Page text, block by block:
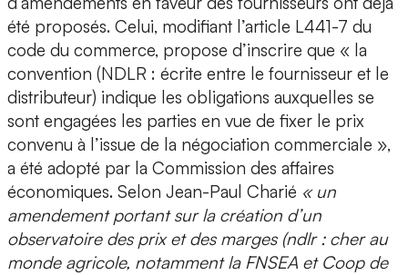
été proposés. Celui, modifiant l’article L441-7 du
code du commerce, propose d’inscrire que « la
convention (NDLR : écrite entre le fournisseur et le
distributeur) indique les obligations auxquelles se
sont engagées les parties en vue de fixer le prix
convenu à l’issue de la négociation commerciale »,
a été adopté par la Commission des affaires
économiques. Selon Jean-Paul Charié « un
amendement portant sur la création d’un
observatoire des prix et des marges (ndlr : cher au
monde agricole, notamment la FNSEA et Coop de